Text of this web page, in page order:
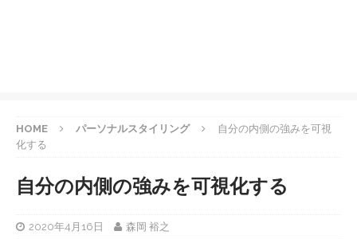
HOME パーソナルスタイリング
自分の内側の強みを可視
化する
自分の内側の強みを可視化する
2020年4月16日 森岡 裕之